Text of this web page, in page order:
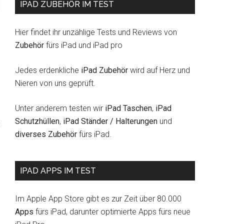
IPAD ZUBEHÖR IM TEST
Hier findet ihr unzählige Tests und Reviews von
Zubehör fürs iPad und iPad pro
Jedes erdenkliche iPad Zubehör wird auf Herz und
Nieren von uns geprüft.
Unter anderem testen wir iPad Taschen, iPad
Schutzhüllen, iPad Ständer / Halterungen und
diverses Zubehör fürs iPad.
IPAD APPS IM TEST
Im Apple App Store gibt es zur Zeit über 80.000
Apps fürs iPad, darunter optimierte Apps fürs neue